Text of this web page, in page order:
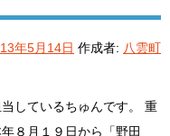
年5月14日 作成者: 八雲町
しているちゅんです。 重
８月１９日から「野田